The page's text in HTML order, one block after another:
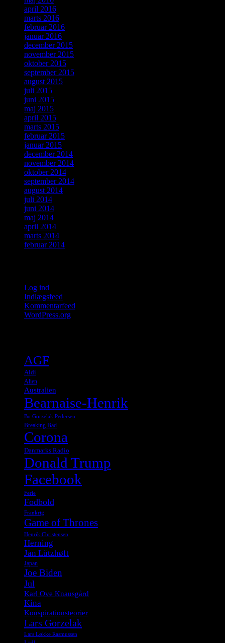
april 2016
marts 2016
februar 2016
januar 2016
december 2015
november 2015
oktober 2015
september 2015
august 2015
juli 2015
juni 2015
maj 2015
april 2015
marts 2015
februar 2015
januar 2015
december 2014
november 2014
oktober 2014
september 2014
august 2014
juli 2014
juni 2014
maj 2014
april 2014
marts 2014
februar 2014
Log ind
Indlægsfeed
Kommentarfeed
WordPress.org
AGF
Aldi
Alien
Australien
Bearnaise-Henrik
Bo Gorzelak Pedersen
Breaking Bad
Corona
Danmarks Radio
Donald Trump
Facebook
Ferie
Fodbold
Frankrig
Game of Thrones
Henrik Christensen
Herning
Jan Lützhøft
Japan
Joe Biden
Jul
Karl Ove Knausgård
Kina
Konspirationsteorier
Lars Gorzelak
Lars Løkke Rasmussen